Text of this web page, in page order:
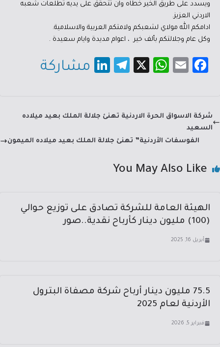
ويسدد على طريق الخير خطاه وان تتحقق على يديه تطلعات شعبه
الاردني العزيز.
ادامكم الله مولاي لشعبكم ولامتكم العربية والاسلامية.
وكل عام وجلالتكم بألف خير ، اعوام مديدة وايام سعيدة .
Fa
b
o
ok
E
W
sA
p
X
Te
a
Li
dI
مشاركة
شركة الاسواق الحرة الاردنية تهنئ جلالة الملك بعيد ميلاده
السعيد
الفوسفات الأردنية” تهنئ جلالة الملك بعيد ميلاده الميمون
You May Also Like
الهيئة العامة للشركة تصادق على توزيع حوالي
(100) مليون دينار كأرباح نقدية..صور
أبريل 16, 2025
75.5 مليون دينار أرباح شركة مصفاة البترول
الأردنية لعام 2025
فبراير 5, 2026